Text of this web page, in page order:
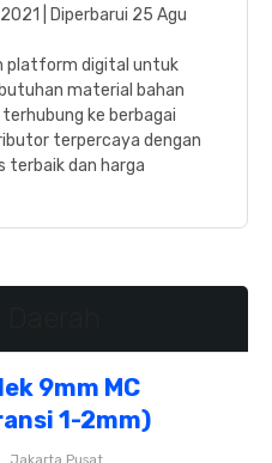
| Diperbarui 25 Agu
platform digital untuk
material bahan
ke berbagai
terpercaya dengan
terbaik dan harga
9mm MC
1-2mm)